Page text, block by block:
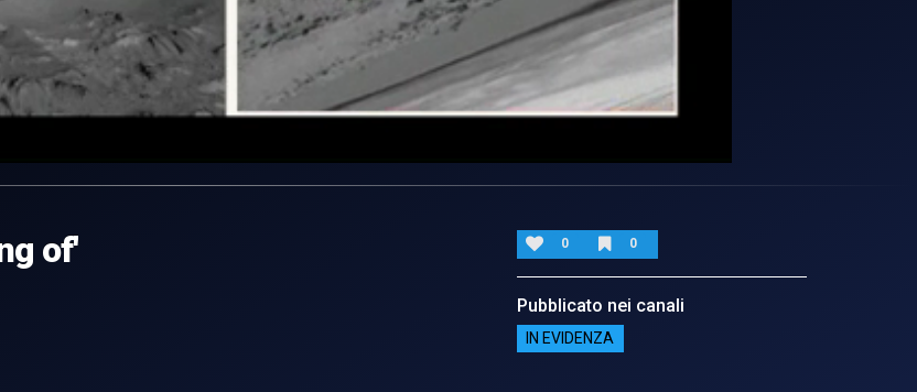
of' 0 0
Pubblicato nei canali
IN EVIDENZA